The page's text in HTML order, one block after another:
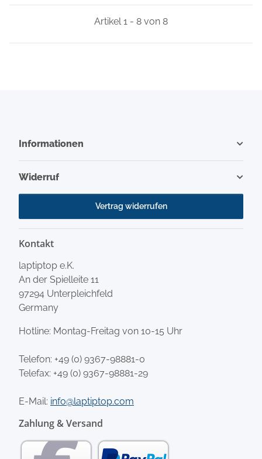
Artikel 1 - 8 von 8
Informationen
Widerruf
Vertrag widerrufen
Kontakt
laptiptop e.K.
An der Spielleite 11
97294 Unterpleichfeld
Germany
Hotline: Montag-Freitag von 10-15 Uhr
Telefon: +49 (0) 9367-98881-0
Telefax: +49 (0) 9367-98881-29
E-Mail: info@laptiptop.com
Zahlung & Versand